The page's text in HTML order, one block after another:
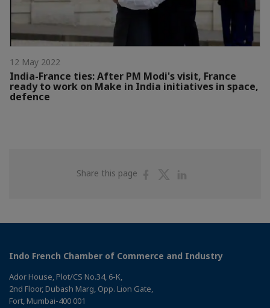
12 May 2022
India-France ties: After PM Modi's visit, France
ready to work on Make in India initiatives in space,
defence
Share this page
ShareShare
Indo French Chamber of Commerce and Industry
Ador House, Plot/CS No.34, 6-K,
2nd Floor, Dubash Marg, Opp. Lion Gate,
Fort, Mumbai-400 001